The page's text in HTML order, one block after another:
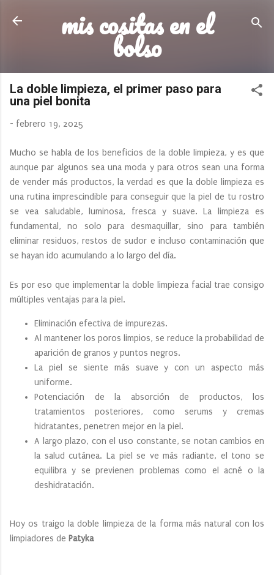
Ir al contenido principal
mis cositas en el
bolso
La doble limpieza, el primer paso para
una piel bonita
- febrero 19, 2025
Mucho se habla de los beneficios de la doble limpieza, y es que
aunque par algunos sea una moda y para otros sean una forma
de vender más productos, la verdad es que la doble limpieza es
una rutina imprescindible para conseguir que la piel de tu rostro
se vea saludable, luminosa, fresca y suave. La limpieza es
fundamental, no solo para desmaquillar, sino para también
eliminar residuos, restos de sudor e incluso contaminación que
se hayan ido acumulando a lo largo del día.
Es por eso que implementar la doble limpieza facial trae consigo
múltiples ventajas para la piel.
Eliminación efectiva de impurezas.
Al mantener los poros limpios, se reduce la probabilidad de
aparición de granos y puntos negros.
La piel se siente más suave y con un aspecto más
uniforme.
Potenciación de la absorción de productos, los
tratamientos posteriores, como serums y cremas
hidratantes, penetren mejor en la piel.
A largo plazo, con el uso constante, se notan cambios en
la salud cutánea. La piel se ve más radiante, el tono se
equilibra y se previenen problemas como el acné o la
deshidratación.
Hoy os traigo la doble limpieza de la forma más natural con los
limpiadores de Patyka